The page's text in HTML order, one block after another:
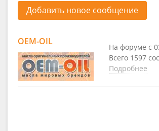
Добавить новое сообщение
OEM-OIL
На форуме с
Всего 1597
Подробнее